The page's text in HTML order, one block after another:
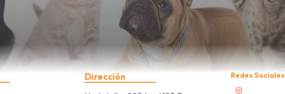
Dirección Redes Sociales